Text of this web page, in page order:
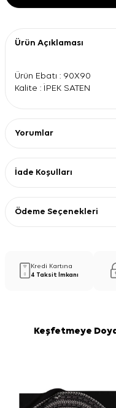
Ürün Açıklaması
Ürün Ebatı : 90X90
Kalite : İPEK SATEN
Yorumlar
İade Koşulları
Ödeme Seçenekleri
Kredi Kartına
4 Taksit İmkanı
Keşfetmeye